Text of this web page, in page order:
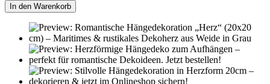
In den Warenkorb